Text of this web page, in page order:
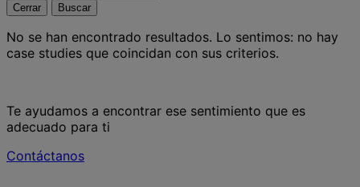
Cerrar Buscar
No se han encontrado resultados. Lo sentimos: no hay
case studies que coincidan con sus criterios.
Te ayudamos a encontrar ese sentimiento que es
adecuado para ti
Contáctanos